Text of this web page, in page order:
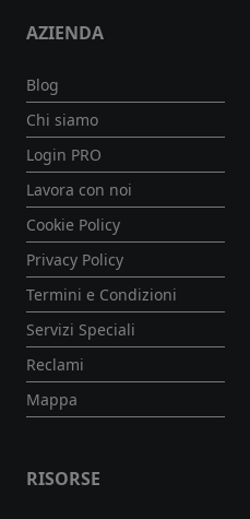
AZIENDA
Blog
Chi siamo
Login PRO
Lavora con noi
Cookie Policy
Privacy Policy
Termini e Condizioni
Servizi Speciali
Reclami
Mappa
RISORSE